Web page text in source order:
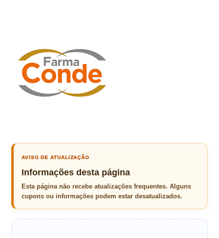
AVISO DE ATUALIZAÇÃO
Informações desta página
Esta página não recebe atualizações frequentes. Alguns
cupons ou informações podem estar desatualizados.